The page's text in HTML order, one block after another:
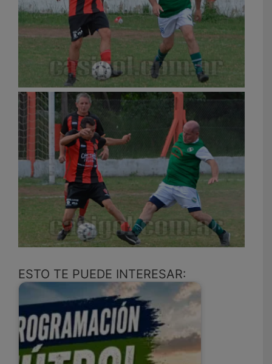
ESTO TE PUEDE INTERESAR: